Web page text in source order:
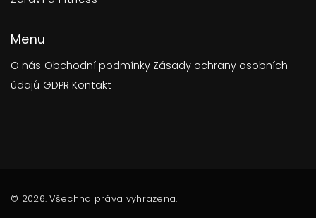
Menu
O nás Obchodní podmínky Zásady ochrany osobních
údajů GDPR Kontakt
© 2026. Všechna práva vyhrazena.